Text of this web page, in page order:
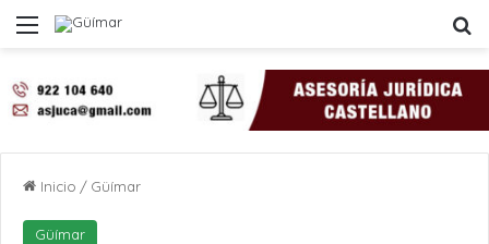
Menú
Inicio / Güímar
Güímar